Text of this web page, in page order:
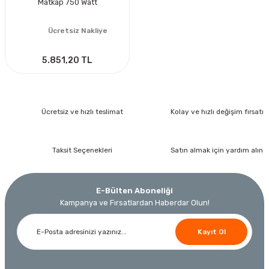
Matkap 750 Watt
Ücretsiz Nakliye
5.851,20 TL
Ücretsiz ve hızlı teslimat Kolay ve hızlı değişim fırsatı
Taksit Seçenekleri Satın almak için yardım alın
E-Bülten Aboneliği
Kampanya ve Fırsatlardan Haberdar Olun!
Kayıt Ol